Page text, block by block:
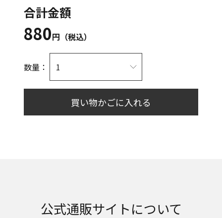
合計金額
880円（税込）
数量：
買い物かごに入れる
公式通販サイトについて